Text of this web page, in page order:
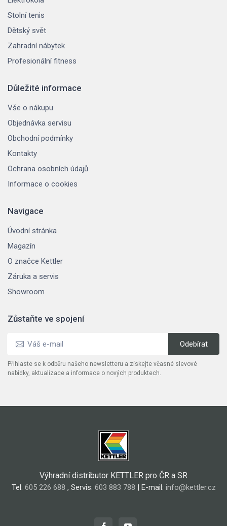
Stolní tenis
Dětský svět
Zahradní nábytek
Profesionální fitness
Důležité informace
Vše o nákupu
Objednávka servisu
Obchodní podmínky
Kontakty
Ochrana osobních údajů
Informace o cookies
Navigace
Úvodní stránka
Magazín
O značce Kettler
Záruka a servis
Showroom
Zůstaňte ve spojení
Přihlaste se k odběru našeho newsletteru a získejte včasné slevové
nabídky, aktualizace a informace o nových produktech.
Výhradní distributor KETTLER pro ČR a SR
Tel: 605 226 688 , Servis: 603 883 788 | E-mail: info@kettler.cz